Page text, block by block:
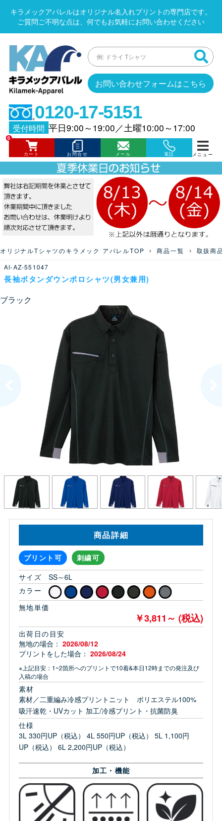
キラメックアパレルはオリジナル名入れプリントの専門店です。
ご質問ご不明な点は、何でもお気軽にお問い合わせください
お問い合わせフォームはこちら
0120-17-5151
受付時間 平日9:00～19:00／土曜10:00～17:00
カート
0
お問合せ メール 電話 メニュー
オリジナルTシャツのキラメック アパレルTOP 商品一覧
取扱商
AI-AZ-551047
長袖ボタンダウンポロシャツ(男女兼用)
ブラック
商品詳細
プリント可
刺繍可
サイズ
SS～6L
カラー
無地単価
￥3,811～ (税込)
出荷日の目安
無地の場合： 2026/08/12
プリントをした場合： 2026/08/24
※上記目安：1~2箇所へのプリントで10着&本日12時までの発注及び
入稿の場合
素材
素材／二重編み冷感プリントニット ポリエステル100%
吸汗速乾・UVカット 加工/冷感プリント・抗菌防臭
仕様
3L 330円UP（税込） 4L 550円UP（税込） 5L 1,100円
UP（税込） 6L 2,200円UP（税込）
加工・機能